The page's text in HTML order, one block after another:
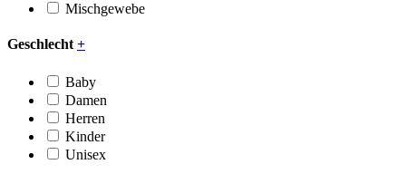
Mischgewebe
Geschlecht +
Baby
Damen
Herren
Kinder
Unisex